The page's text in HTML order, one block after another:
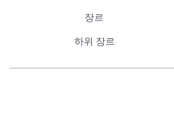
장르
하위 장르